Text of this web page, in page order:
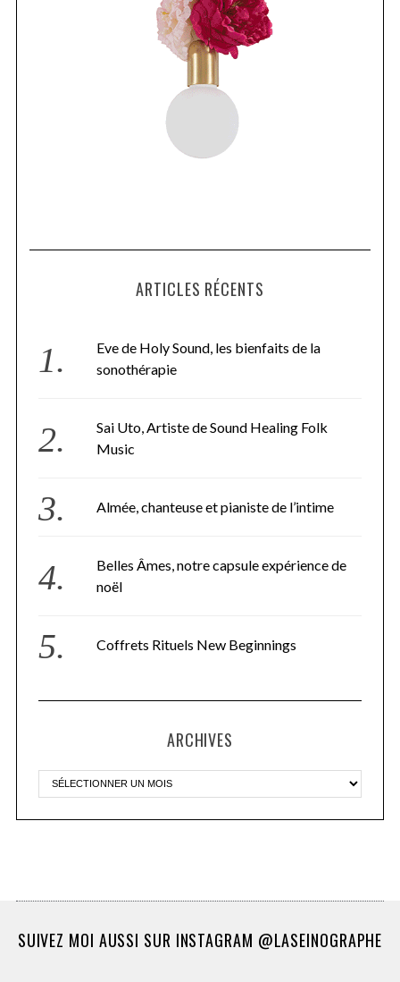
ARTICLES RÉCENTS
Eve de Holy Sound, les bienfaits de la
sonothérapie
Sai Uto, Artiste de Sound Healing Folk
Music
Almée, chanteuse et pianiste de l’intime
Belles Âmes, notre capsule expérience de
noël
Coffrets Rituels New Beginnings
ARCHIVES
SUIVEZ MOI AUSSI SUR INSTAGRAM @LASEINOGRAPHE